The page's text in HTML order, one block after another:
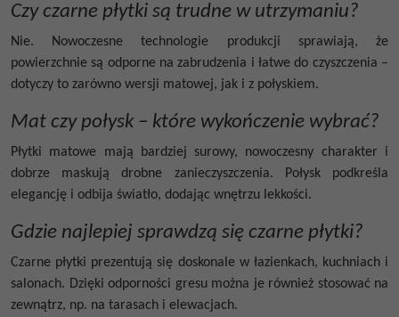
Czy czarne płytki są trudne w utrzymaniu?
Nie. Nowoczesne technologie produkcji sprawiają, że
powierzchnie są odporne na zabrudzenia i łatwe do czyszczenia –
dotyczy to zarówno wersji matowej, jak i z połyskiem.
Mat czy połysk – które wykończenie wybrać?
Płytki matowe mają bardziej surowy, nowoczesny charakter i
dobrze maskują drobne zanieczyszczenia. Połysk podkreśla
elegancję i odbija światło, dodając wnętrzu lekkości.
Gdzie najlepiej sprawdzą się czarne płytki?
Czarne płytki prezentują się doskonale w łazienkach, kuchniach i
salonach. Dzięki odporności gresu można je również stosować na
zewnątrz, np. na tarasach i elewacjach.